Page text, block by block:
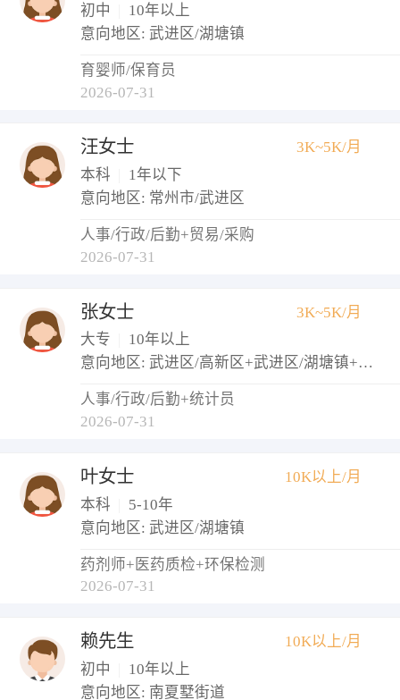
初中
10年以上
意向地区: 武进区/湖塘镇
育婴师/保育员
2026-07-31
汪女士
3K~5K/月
本科
1年以下
意向地区: 常州市/武进区
人事/行政/后勤+贸易/采购
2026-07-31
张女士
3K~5K/月
大专
10年以上
意向地区: 武进区/高新区+武进区/湖塘镇+武进区/西太湖生态休闲区
人事/行政/后勤+统计员
2026-07-31
叶女士
10K以上/月
本科
5-10年
意向地区: 武进区/湖塘镇
药剂师+医药质检+环保检测
2026-07-31
赖先生
10K以上/月
初中
10年以上
意向地区: 南夏墅街道